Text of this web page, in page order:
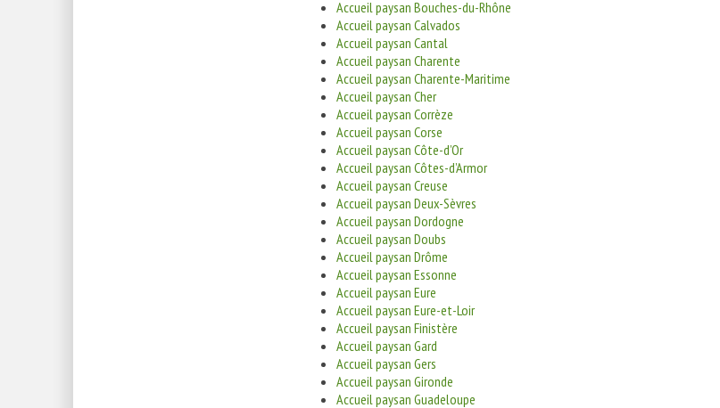
Accueil paysan Bouches-du-Rhône
Accueil paysan Calvados
Accueil paysan Cantal
Accueil paysan Charente
Accueil paysan Charente-Maritime
Accueil paysan Cher
Accueil paysan Corrèze
Accueil paysan Corse
Accueil paysan Côte-d’Or
Accueil paysan Côtes-d’Armor
Accueil paysan Creuse
Accueil paysan Deux-Sèvres
Accueil paysan Dordogne
Accueil paysan Doubs
Accueil paysan Drôme
Accueil paysan Essonne
Accueil paysan Eure
Accueil paysan Eure-et-Loir
Accueil paysan Finistère
Accueil paysan Gard
Accueil paysan Gers
Accueil paysan Gironde
Accueil paysan Guadeloupe